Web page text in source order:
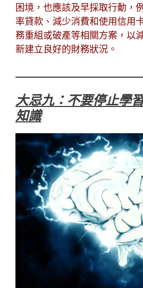
困境，也應該及早採取行動，
率貸款、減少消費和使用信用
務重組或破產等相關方案，以
新建立良好的財務狀況。
大忌九：不要停止學
知識